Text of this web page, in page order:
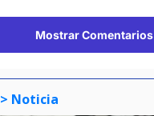
Mostrar Comentarios
> Noticia